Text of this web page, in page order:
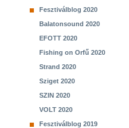
Fesztiválblog 2020
Balatonsound 2020
EFOTT 2020
Fishing on Orfű 2020
Strand 2020
Sziget 2020
SZIN 2020
VOLT 2020
Fesztiválblog 2019